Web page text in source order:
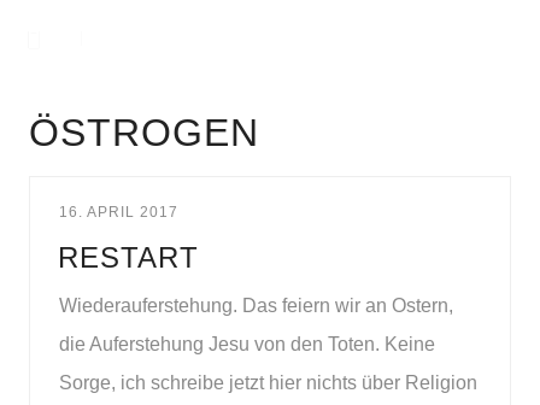
ÖSTROGEN
16. APRIL 2017
RESTART
Wiederauferstehung. Das feiern wir an Ostern,
die Auferstehung Jesu von den Toten. Keine
Sorge, ich schreibe jetzt hier nichts über Religion